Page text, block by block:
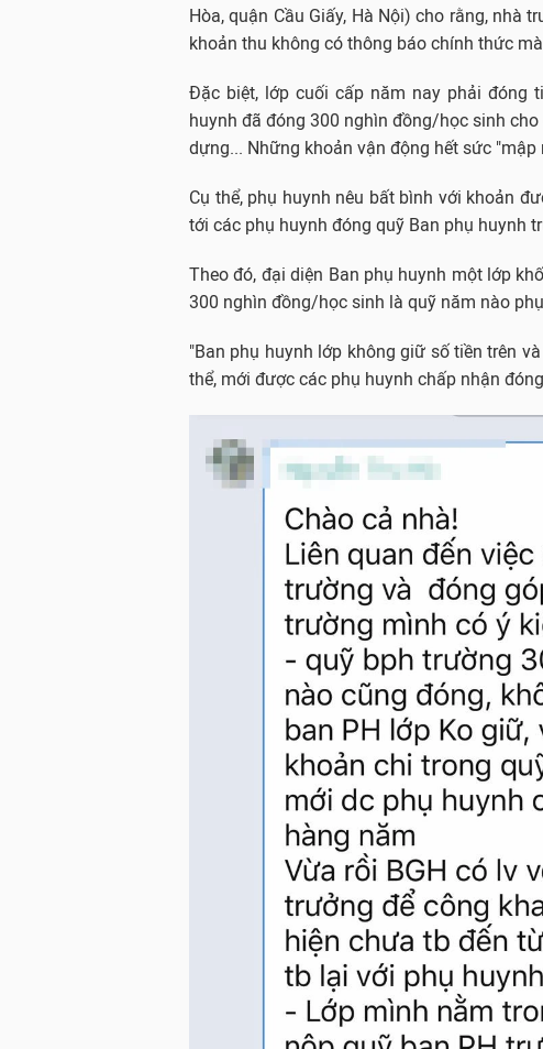
Hòa, quận Cầu Giấy, Hà Nội) cho rằng, nhà
khoản thu không có thông báo chính thức
Đặc biệt, lớp cuối cấp năm nay phải đóng
huynh đã đóng 300 nghìn đồng/học sinh
dựng... Những khoản vận động hết sức "mập
Cụ thể, phụ huynh nêu bất bình với khoản
tới các phụ huynh đóng quỹ Ban phụ huynh
Theo đó, đại diện Ban phụ huynh một lớp
300 nghìn đồng/học sinh là quỹ năm nào
"Ban phụ huynh lớp không giữ số tiền trên
thể, mới được các phụ huynh chấp nhận